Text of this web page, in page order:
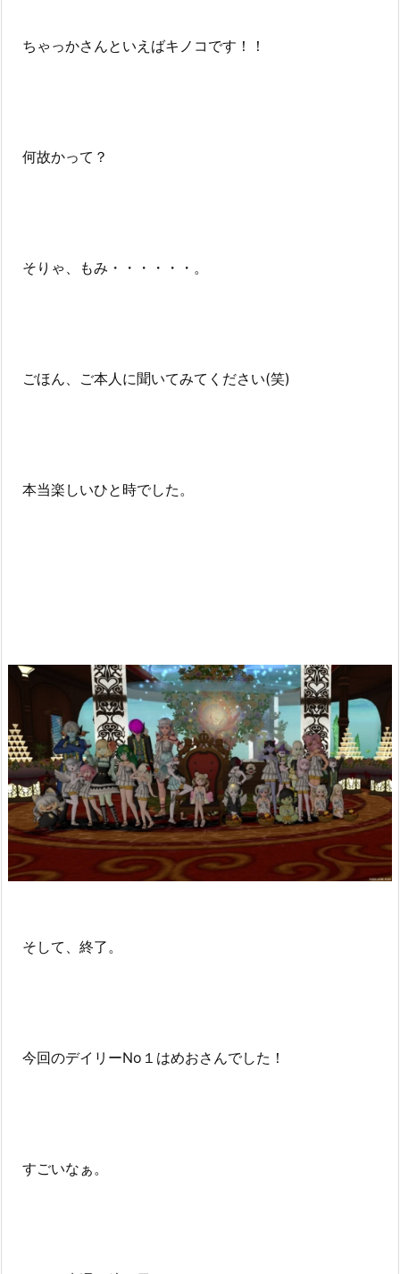
ちゃっかさんといえばキノコです！！
何故かって？
そりゃ、もみ・・・・・・。
ごほん、ご本人に聞いてみてください(笑)
本当楽しいひと時でした。
そして、終了。
今回のデイリーNo１はめおさんでした！
すごいなぁ。